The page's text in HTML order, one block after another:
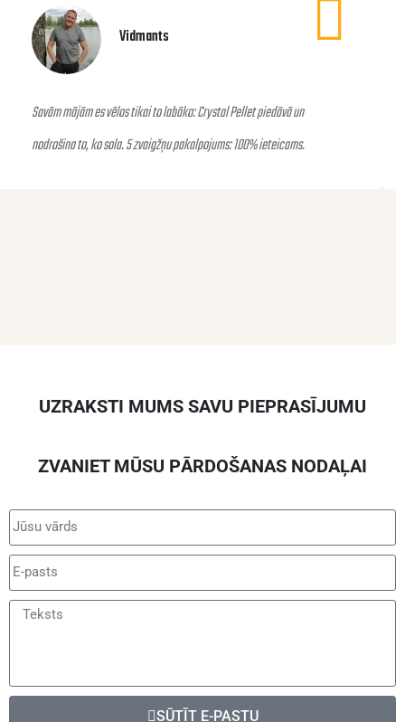
Vidmants
Savām mājām es vēlos tikai to labāko: Crystal Pellet piedāvā un
nodrošina to, ko sola. 5 zvaigžņu pakalpojums: 100% ieteicams.
UZRAKSTI MUMS SAVU PIEPRASĪJUMU
ZVANIET MŪSU PĀRDOŠANAS NODAĻAI
SŪTĪT E-PASTU